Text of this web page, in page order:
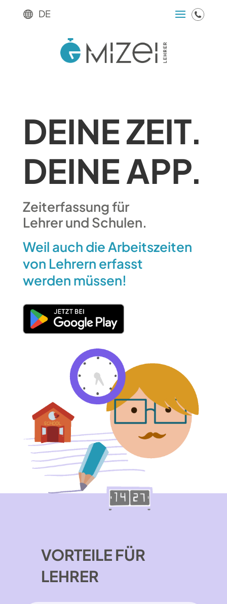
 DE
DEINE ZEIT.
DEINE APP.
Zeiterfassung für
Lehrer und Schulen.
Weil auch die Arbeitszeiten
von Lehrern erfasst
werden müssen!
VORTEILE FÜR
LEHRER